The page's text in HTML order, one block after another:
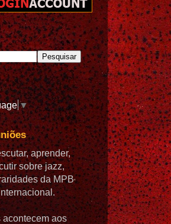
▼
aprender,
sobre jazz,
da MPB
acontecem aos